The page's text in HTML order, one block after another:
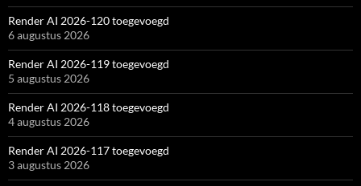
Render AI 2026-120 toegevoegd
6 augustus 2026
Render AI 2026-119 toegevoegd
5 augustus 2026
Render AI 2026-118 toegevoegd
4 augustus 2026
Render AI 2026-117 toegevoegd
3 augustus 2026